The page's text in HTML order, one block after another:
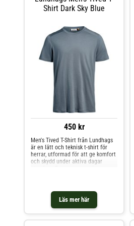
lätt att matcha, enkel att ta med
och utgör ett pålitligt basplagg i
dragkedjeförsedda handfickor. Tajt
och skön huva som håller dig varm
och dessutom passar under
exempelvis en hjälm. Tumhål.
Shirt Dark Sky Blue
450 kr
Läs mer här
Men's Tived T-Shirt från Lundhags
är en lätt och teknisk t-shirt för
herrar, utformad för att ge komfort
och skydd under aktiva dagar
och andra högintensiva aktiviteter
i varmare väder. Denna
funktionella t-shirt är tillverkad för
att hålla dig sval, torr och luktfri,